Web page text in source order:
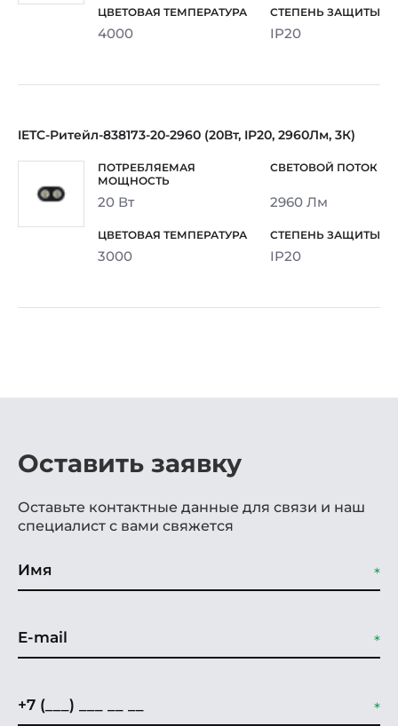
4000 IP20
IETC-Ритейл-838173-20-2960 (20Вт, IP20, 2960Лм, 3К)
20 Вт 2960 Лм
3000 IP20
Оставить заявку
Оставьте контактные данные для связи и наш
специалист с вами свяжется